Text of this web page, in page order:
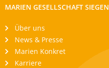
MARIEN GESELLSCHAFT SIEGEN
Über uns
News & Presse
Marien Konkret
Karriere